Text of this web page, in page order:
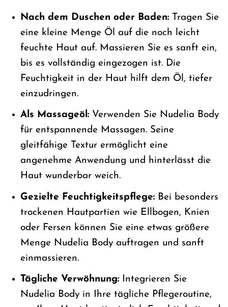
Nach dem Duschen oder Baden:Tragen Sie
eine kleine Menge Öl auf die noch leicht
feuchte Haut auf. Massieren Sie es sanft ein,
bis es vollständig eingezogen ist. Die
Feuchtigkeit in der Haut hilft dem Öl, tiefer
einzudringen.
Als Massageöl:Verwenden Sie Nudelia Body
für entspannende Massagen. Seine
gleitfähige Textur ermöglicht eine
angenehme Anwendung und hinterlässt die
Haut wunderbar weich.
Gezielte Feuchtigkeitspflege:Bei besonders
trockenen Hautpartien wie Ellbogen, Knien
oder Fersen können Sie eine etwas größere
Menge Nudelia Body auftragen und sanft
einmassieren.
Tägliche Verwöhnung:Integrieren Sie
Nudelia Body in Ihre tägliche Pflegeroutine,